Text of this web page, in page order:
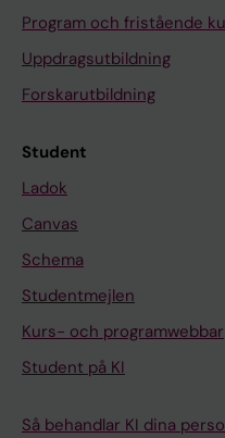
Program och fristående
Uppdragsutbildning
Forskarutbildning
Student
Ladok
Canvas
Schema
Studentmejlen
Kurs- och programwebbar
Student på KI
Så behandlar KI dina